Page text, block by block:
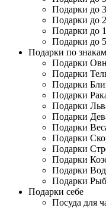
Подарки до
Подарки до
Подарки до
Подарки до
Подарки по
Подарки
Подарки
Подарки
Подарки
Подарки
Подарки
Подарки
Подарки
Подарки
Подарки
Подарки
Подарки
Подарки себе
Посуда для